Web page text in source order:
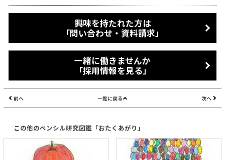
興味を持たれた方は
「問い合わせ・資料請求」
一緒に働きませんか
「採用情報を見る」
前へ 一覧に戻る 次へ
この他のペンシル研究図鑑「おたくあがり」